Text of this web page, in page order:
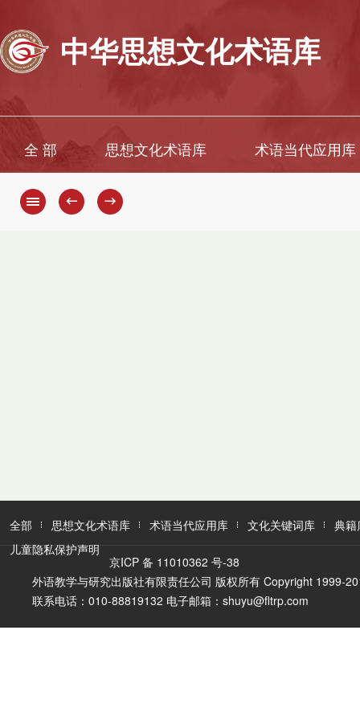
中华思想文化术语库
全 部 思想文化术语库 术语当代应用库
← →
全部 思想文化术语库 术语当代应用库 文化关键词库
典籍
儿童隐私保护声明
京ICP 备 11010362 号-38
外语教学与研究出版社有限责任公司 版权所有 Copyright 1999-
联系电话：010-88819132 电子邮箱：shuyu@fltrp.com